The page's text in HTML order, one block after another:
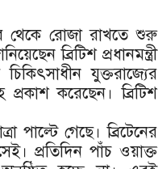
থেকে রোজা রাখতে শুরু
ব্রিটিশ প্রধানমন্ত্রী
যুক্তরাজ্যের
করেছেন। ব্রিটিশ
পাল্টে গেছে। ব্রিটেনের
প্রতিদিন পাঁচ ওয়াক্ত